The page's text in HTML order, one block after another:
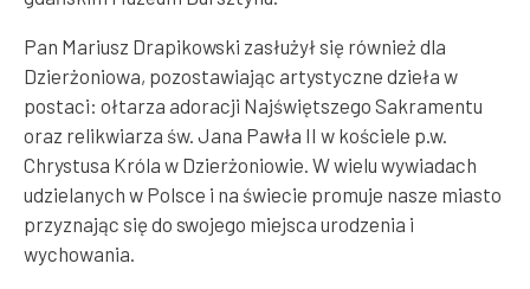
Pan Mariusz Drapikowski zasłużył się również dla
Dzierżoniowa, pozostawiając artystyczne dzieła w
postaci: ołtarza adoracji Najświętszego Sakramentu
oraz relikwiarza św. Jana Pawła II w kościele p.w.
Chrystusa Króla w Dzierżoniowie. W wielu wywiadach
udzielanych w Polsce i na świecie promuje nasze miasto
przyznając się do swojego miejsca urodzenia i
wychowania.